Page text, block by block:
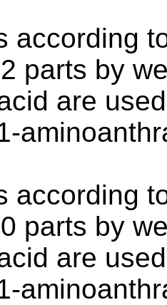
according
parts by
are
according
parts by
are